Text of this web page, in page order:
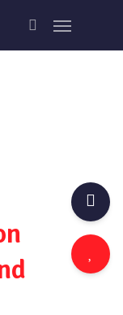
search
Menu